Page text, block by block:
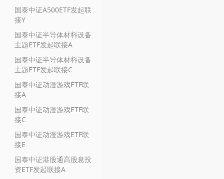
国泰中证A500ETF发起联
接Y
国泰中证半导体材料设备
主题ETF发起联接A
国泰中证半导体材料设备
主题ETF发起联接C
国泰中证动漫游戏ETF联
接A
国泰中证动漫游戏ETF联
接C
国泰中证动漫游戏ETF联
接E
国泰中证港股通高股息投
资ETF发起联接A